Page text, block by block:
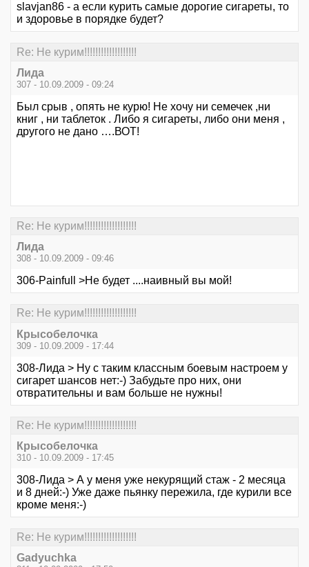
slavjan86 - а если курить самые дорогие сигареты, то
и здоровье в порядке будет?
Re: Не курим!!!!!!!!!!!!!!!!!!!
Лида
307 - 10.09.2009 - 09:24
Был срыв , опять не курю! Не хочу ни семечек ,ни
книг , ни таблеток . Либо я сигареты, либо они меня ,
другого не дано ….ВОТ!
Re: Не курим!!!!!!!!!!!!!!!!!!!
Лида
308 - 10.09.2009 - 09:46
306-Painfull >Не будет ....наивный вы мой!
Re: Не курим!!!!!!!!!!!!!!!!!!!
Крысобелочка
309 - 10.09.2009 - 17:44
308-Лида > Ну с таким классным боевым настроем у
сигарет шансов нет:-) Забудьте про них, они
отвратительны и вам больше не нужны!
Re: Не курим!!!!!!!!!!!!!!!!!!!
Крысобелочка
310 - 10.09.2009 - 17:45
308-Лида > А у меня уже некурящий стаж - 2 месяца
и 8 дней:-) Уже даже пьянку пережила, где курили все
кроме меня:-)
Re: Не курим!!!!!!!!!!!!!!!!!!!
Gadyuchka